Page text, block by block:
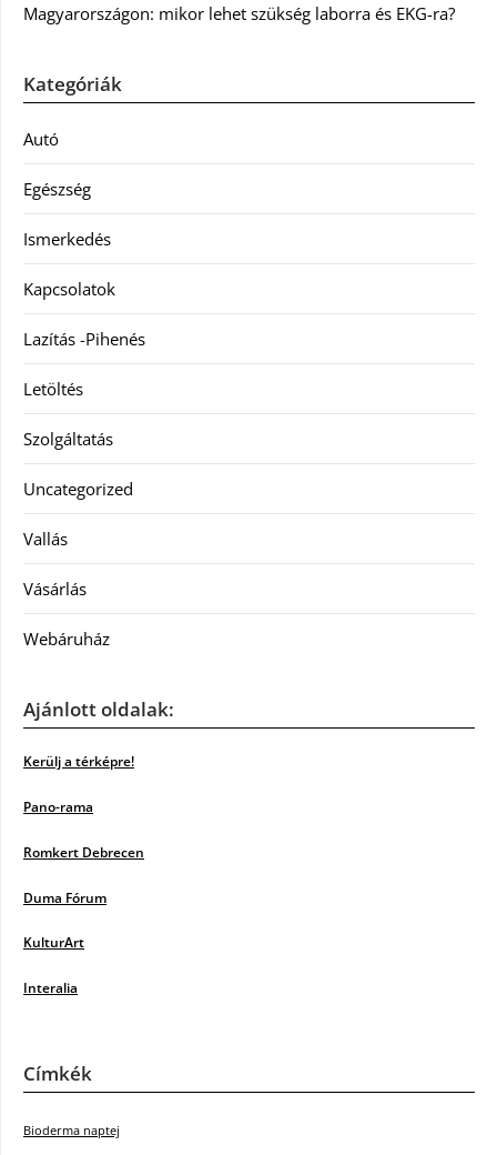
Magyarországon: mikor lehet szükség laborra és EKG-ra?
Kategóriák
Autó
Egészség
Ismerkedés
Kapcsolatok
Lazítás -Pihenés
Letöltés
Szolgáltatás
Uncategorized
Vallás
Vásárlás
Webáruház
Ajánlott oldalak:
Kerülj a térképre!
Pano-rama
Romkert Debrecen
Duma Fórum
KulturArt
Interalia
Címkék
Bioderma naptej